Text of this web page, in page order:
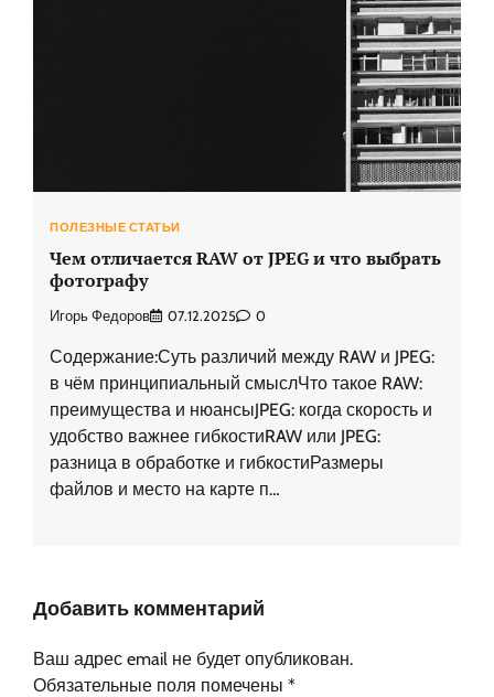
ПОЛЕЗНЫЕ СТАТЬИ
Чем отличается RAW от JPEG и что выбрать
фотографу
Игорь Федоров 07.12.2025 0
Содержание:Суть различий между RAW и JPEG:
в чём принципиальный смыслЧто такое RAW:
преимущества и нюансыJPEG: когда скорость и
удобство важнее гибкостиRAW или JPEG:
разница в обработке и гибкостиРазмеры
файлов и место на карте п…
Добавить комментарий
Ваш адрес email не будет опубликован.
Обязательные поля помечены *